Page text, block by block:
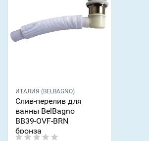
ИТАЛИЯ (BELBAGNO)
Слив-перелив для
ванны BelBagno
BB39-OVF-BRN
бронза